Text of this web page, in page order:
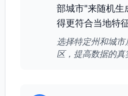
部城市"来随机生
得更符合当地特
选择特定州和城
区，提高数据的真